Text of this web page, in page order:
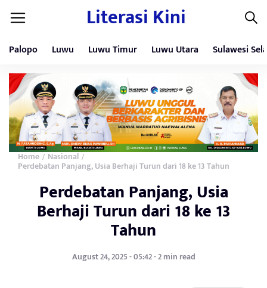
Literasi Kini
Palopo Luwu Luwu Timur Luwu Utara Sulawesi
Home / Nasional /
Perdebatan Panjang, Usia Berhaji Turun dari 18 ke 13 Tahun
Perdebatan Panjang, Usia
Berhaji Turun dari 18 ke 13
Tahun
August 24, 2025 - 05:42 - 2 min read